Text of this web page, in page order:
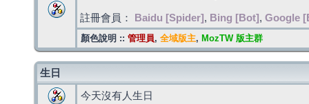
註冊會員： Baidu [Spider] , Bing [Bot] , Google
顏色說明 :: 管理員, 全域版主, MozTW 版主群
生日
今天沒有人生日